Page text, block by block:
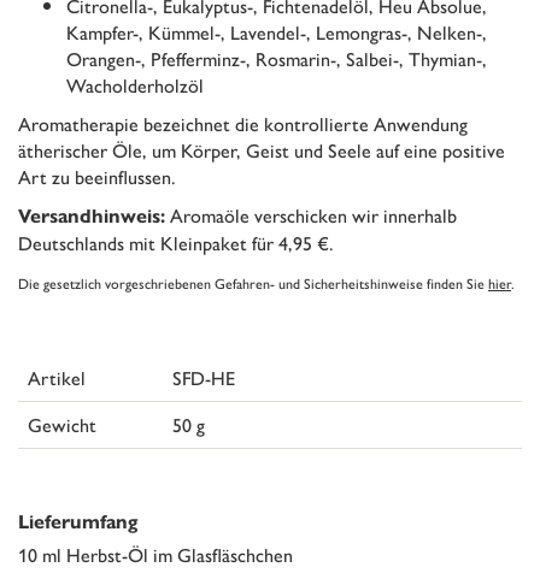
Kampfer-, Kümmel-, Lavendel-, Lemongras-, Nelken-,
Orangen-, Pfefferminz-, Rosmarin-, Salbei-, Thymian-,
Wacholderholzöl
Aromatherapie bezeichnet die kontrollierte Anwendung
ätherischer Öle, um Körper, Geist und Seele auf eine positive
Art zu beeinflussen.
Versandhinweis: Aromaöle verschicken wir innerhalb
Deutschlands mit Kleinpaket für 4,95 €.
Die gesetzlich vorgeschriebenen Gefahren- und Sicherheitshinweise finden Siehier.
Artikel
SFD-HE
Gewicht
50 g
Lieferumfang
10 ml Herbst-Öl im Glasfläschchen